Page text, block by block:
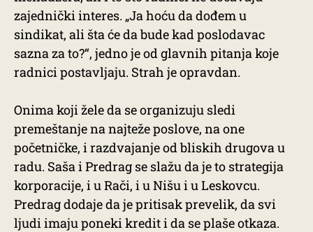
zajednički interes. „Ja hoću da dođem u
sindikat, ali šta će da bude kad poslodavac
sazna za to?“, jedno je od glavnih pitanja koje
radnici postavljaju. Strah je opravdan.
Onima koji žele da se organizuju sledi
premeštanje na najteže poslove, na one
početničke, i razdvajanje od bliskih drugova u
radu. Saša i Predrag se slažu da je to strategija
korporacije, i u Rači, i u Nišu i u Leskovcu.
Predrag dodaje da je pritisak prevelik, da svi
ljudi imaju poneki kredit i da se plaše otkaza.